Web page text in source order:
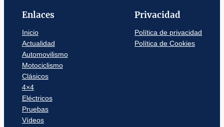
Enlaces
Inicio
Actualidad
Automovilismo
Motociclismo
Clásicos
4×4
Eléctricos
Pruebas
Vídeos
Privacidad
Política de privacidad
Política de Cookies